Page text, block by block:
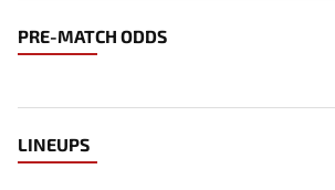
PRE-MATCH ODDS
LINEUPS